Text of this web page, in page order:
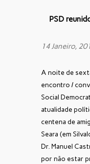
PSD
14 Janeiro,
A noite de
encontro /
Social
atualidade
centena de
Seara (em
Dr. Manuel
por não estar